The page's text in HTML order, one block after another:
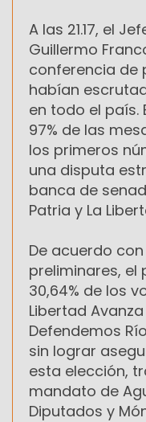
A las 21.17, el
Guillermo
conferencia de
habían
en todo el país.
97% de las
los primeros
una disputa
banca de
Patria y La
De acuerdo
preliminares, el
30,64% de los
Libertad
Defendemos
sin lograr
esta elección,
mandato de
Diputados y